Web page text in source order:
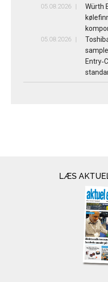
05.08.2026
Würth
05.08.2026
LÆS